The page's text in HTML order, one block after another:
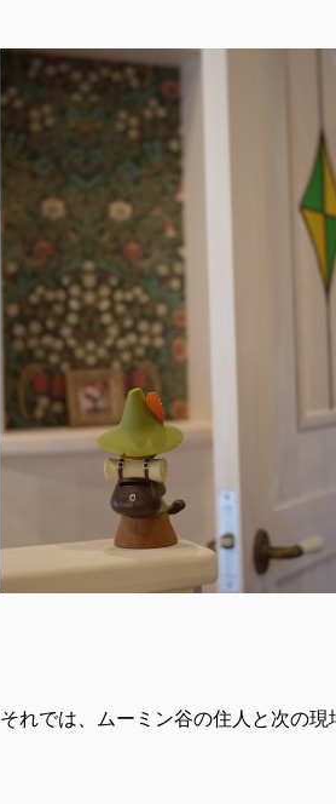
それでは、ムーミン谷の住人と次の